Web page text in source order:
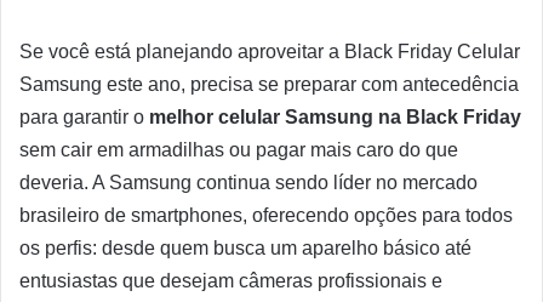
Se você está planejando aproveitar a Black Friday Celular
Samsung este ano, precisa se preparar com antecedência
para garantir o melhor celular Samsung na Black Friday
sem cair em armadilhas ou pagar mais caro do que
deveria. A Samsung continua sendo líder no mercado
brasileiro de smartphones, oferecendo opções para todos
os perfis: desde quem busca um aparelho básico até
entusiastas que desejam câmeras profissionais e